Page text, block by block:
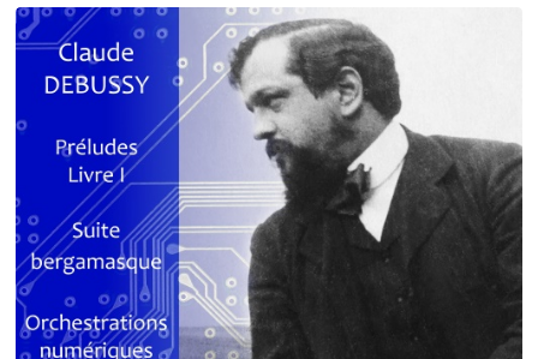
Debussy - Schmitt - Ravel
orchestrations numériques par Francis Gorgé